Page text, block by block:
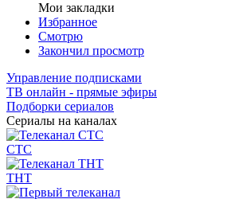
Мои закладки
Избранное
Смотрю
Закончил просмотр
Управление подписками
ТВ онлайн - прямые эфиры
Подборки сериалов
Сериалы на каналах
СТС
ТНТ